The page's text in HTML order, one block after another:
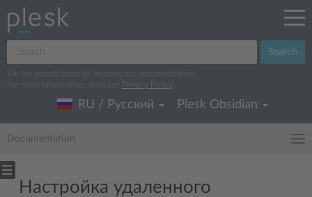
Search
We log search terms to improve our documentation.
For more information, read our
Privacy Policy
RU / Русский Plesk Obsidian
Documentation
Настройка удаленного